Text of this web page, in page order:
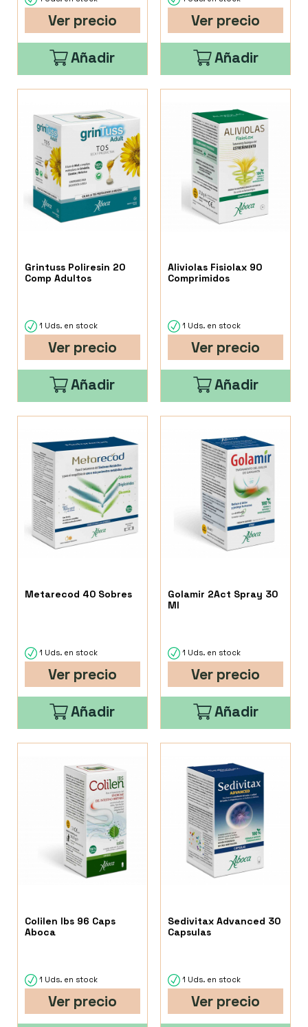
Ver precio
Añadir
Ver precio
Añadir
Grintuss Poliresin 20
Comp Adultos
1 Uds. en stock
Ver precio
Añadir
Aliviolas Fisiolax 90
Comprimidos
1 Uds. en stock
Ver precio
Añadir
Metarecod 40 Sobres
1 Uds. en stock
Ver precio
Añadir
Golamir 2Act Spray 30
Ml
1 Uds. en stock
Ver precio
Añadir
Colilen Ibs 96 Caps
Aboca
1 Uds. en stock
Ver precio
Sedivitax Advanced 30
Capsulas
1 Uds. en stock
Ver precio